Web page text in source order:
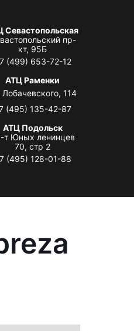
Севастопольская
пр-
кт, 95Б
(499) 653-72-12
АТЦ Раменки
Лобачевского, 114
(495) 135-42-87
АТЦ Подольск
т Юных ленинцев
70, стр 2
(495) 128-01-88